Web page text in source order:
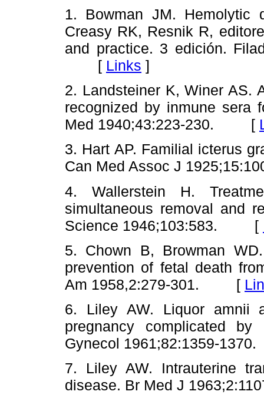
1. Bowman JM. Hemolytic
Creasy RK, Resnik R,
and practice. 3 edición.
[ Links ]
2. Landsteiner K, Winer AS.
recognized by inmune sera
Med 1940;43:223-230. [
3. Hart AP. Familial icterus
Can Med Assoc J
4. Wallerstein H.
simultaneous removal and
Science 1946;103:583. [
5. Chown B, Browman
prevention of fetal death
Am 1958,2:279-301. [
6. Liley AW. Liquor amnii
pregnancy complicated
Gynecol 1961;82:1359-
7. Liley AW. Intrauterine
disease. Br Med J